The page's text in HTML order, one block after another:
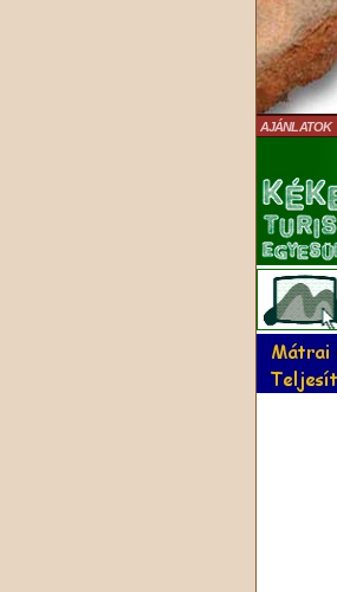
AJÁNLATOK